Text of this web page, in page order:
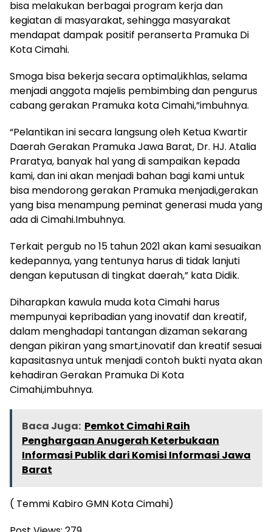
bisa melakukan berbagai program kerja dan
kegiatan di masyarakat, sehingga masyarakat
mendapat dampak positif peranserta Pramuka Di
Kota Cimahi.
Smoga bisa bekerja secara optimal,ikhlas, selama
menjadi anggota majelis pembimbing dan pengurus
cabang gerakan Pramuka kota Cimahi,”imbuhnya.
“Pelantikan ini secara langsung oleh Ketua Kwartir
Daerah Gerakan Pramuka Jawa Barat, Dr. HJ. Atalia
Praratya, banyak hal yang di sampaikan kepada
kami, dan ini akan menjadi bahan bagi kami untuk
bisa mendorong gerakan Pramuka menjadi,gerakan
yang bisa menampung peminat generasi muda yang
ada di Cimahi.Imbuhnya.
Terkait pergub no 15 tahun 2021 akan kami sesuaikan
kedepannya, yang tentunya harus di tidak lanjuti
dengan keputusan di tingkat daerah,” kata Didik.
Diharapkan kawula muda kota Cimahi harus
mempunyai kepribadian yang inovatif dan kreatif,
dalam menghadapi tantangan dizaman sekarang
dengan pikiran yang smart,inovatif dan kreatif sesuai
kapasitasnya untuk menjadi contoh bukti nyata akan
kehadiran Gerakan Pramuka Di Kota
Cimahi,imbuhnya.
Baca Juga: Pemkot Cimahi Raih
Penghargaan Anugerah Keterbukaan
Informasi Publik dari Komisi Informasi Jawa
Barat
( Temmi Kabiro GMN Kota Cimahi)